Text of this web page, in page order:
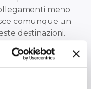
meno
comunque un
destinazioni.